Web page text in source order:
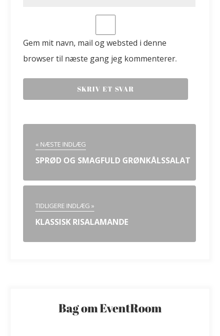
Gem mit navn, mail og websted i denne
browser til næste gang jeg kommenterer.
« NÆSTE INDLÆG
SPRØD OG SMAGFULD GRØNKÅLSSALAT
TIDLIGERE INDLÆG »
KLASSISK RISALAMANDE
Bag om EventRoom